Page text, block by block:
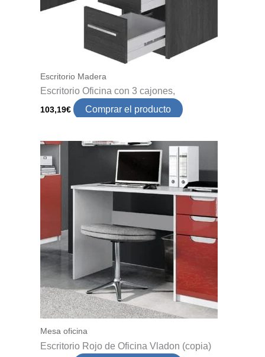
Escritorio Madera
Escritorio Oficina con 3 cajones,
103,19€ Comprar el producto
Mesa oficina
Escritorio Rojo de Oficina Vladon (copia)